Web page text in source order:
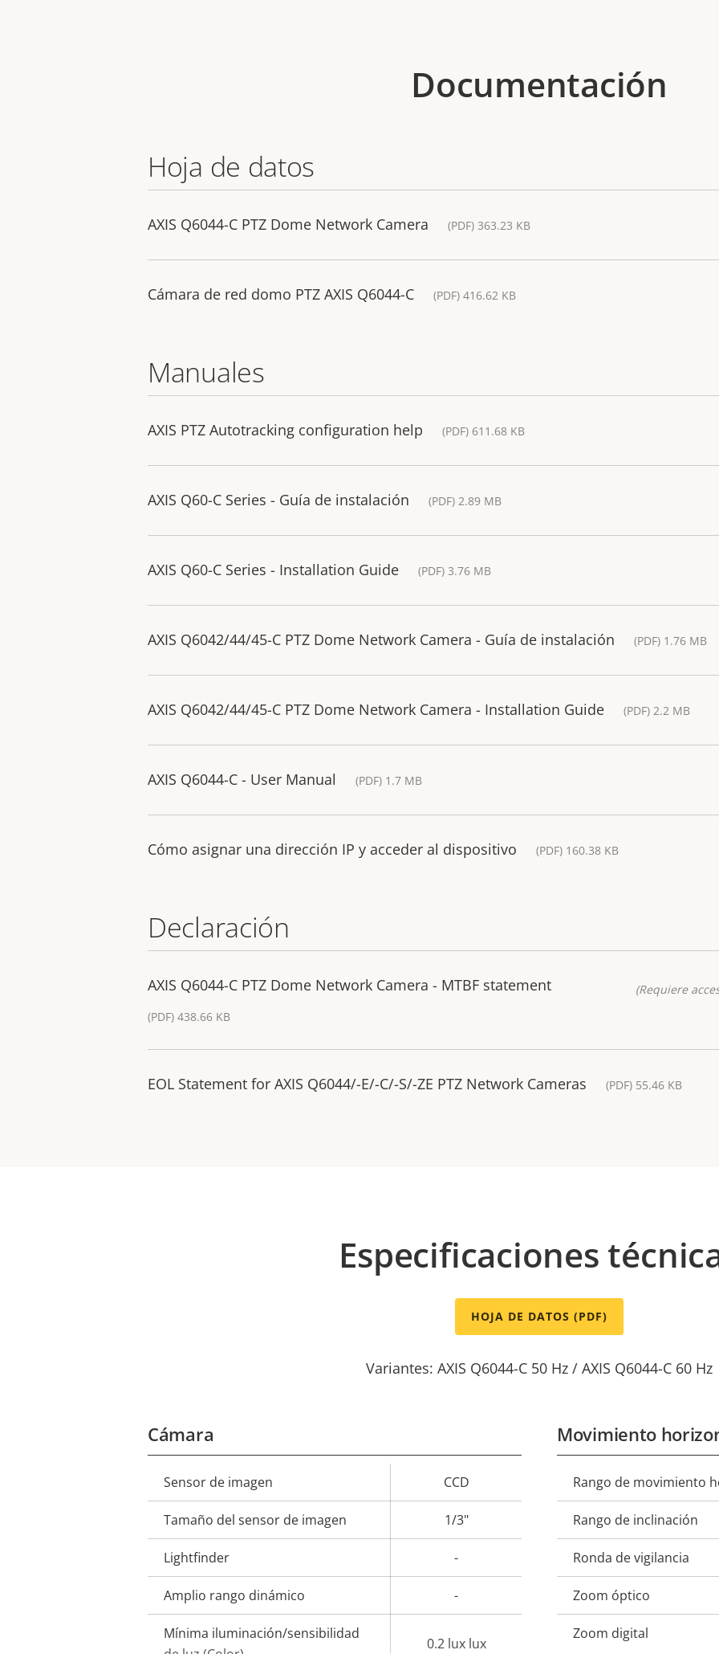
Documentación
Hoja de datos
AXIS Q6044-C PTZ Dome Network Camera (PDF) 363.23 KB
Cámara de red domo PTZ AXIS Q6044-C (PDF) 416.62 KB
Manuales
AXIS PTZ Autotracking configuration help (PDF) 611.68 KB
AXIS Q60-C Series - Guía de instalación (PDF) 2.89 MB
AXIS Q60-C Series - Installation Guide (PDF) 3.76 MB
AXIS Q6042/44/45-C PTZ Dome Network Camera - Guía de instalación (PDF) 1.76 MB
AXIS Q6042/44/45-C PTZ Dome Network Camera - Installation Guide (PDF) 2.2 MB
AXIS Q6044-C - User Manual (PDF) 1.7 MB
Cómo asignar una dirección IP y acceder al dispositivo (PDF) 160.38 KB
Declaración
AXIS Q6044-C PTZ Dome Network Camera - MTBF statement
(PDF) 438.66 KB
(Requiere
EOL Statement for AXIS Q6044/-E/-C/-S/-ZE PTZ Network Cameras (PDF) 55.46 KB
Especificaciones
HOJA DE DATOS (PDF)
Variantes: AXIS Q6044-C 50 Hz / AXIS Q6044-C 60 Hz
Cámara
Descripción
de
propiedad
propiedad
Sensor de imagen CCD
Tamaño del sensor de imagen 1/3"
Lightfinder -
Amplio rango dinámico -
Mínima iluminación/sensibilidad
0.2 lux lux
Movimiento
Descripción
de
propiedad
Rango de movimiento
Rango de inclinación
Ronda de vigilancia
Zoom óptico
Zoom digital